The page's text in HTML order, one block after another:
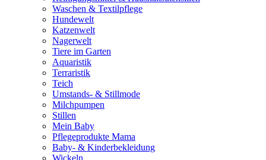
Waschen & Textilpflege
Hundewelt
Katzenwelt
Nagerwelt
Tiere im Garten
Aquaristik
Terraristik
Teich
Umstands- & Stillmode
Milchpumpen
Stillen
Mein Baby
Pflegeprodukte Mama
Baby- & Kinderbekleidung
Wickeln